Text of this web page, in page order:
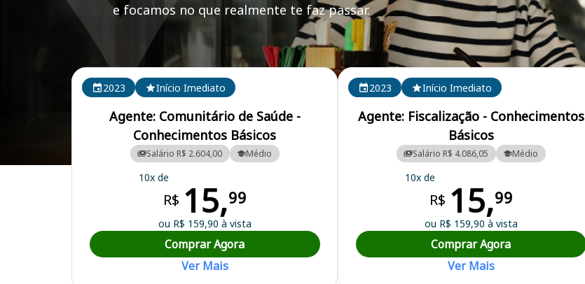
e focamos no que realmente te faz passar.
Curso Preparatório para o Concurso Ibirubá/RS - Prefeitura Municipal
Cursos em destaque para passar no concurso
2023
Início Imediato
Agente: Comunitário de Saúde -
Conhecimentos Básicos
Salário R$ 2.604,00 Médio
10x de
R$ 15,99
ou R$ 159,90 à vista
Comprar Agora
Ver Mais
2023 Início Imediato
Agente: Fiscalização - Conhecimentos
Básicos
Salário R$ 4.086,05 Médio
10x de
R$ 15,99
ou R$ 159,90 à vista
Comprar Agora
Ver Mais